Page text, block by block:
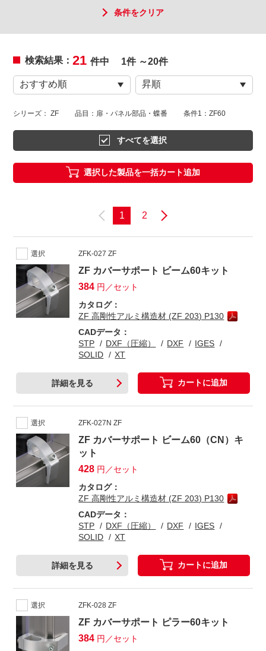
条件をクリア
検索結果： 21件中 1件 ～20件
シリーズ： ZF 品目：扉・パネル部品・蝶番 条件1：ZF60
すべてを選択
選択した製品を一括カート追加
1 2
選択 ZFK-027 ZF
ZF カバーサポート ビーム60キット
384 円／セット
カタログ：
ZF 高剛性アルミ構造材 (ZF 203) P130
CADデータ：
STP
DXF（圧縮） DXF
IGES
SOLID
XT
詳細を見る カートに追加
選択 ZFK-027N ZF
ZF カバーサポート ビーム60（CN）キ
ット
428 円／セット
カタログ：
ZF 高剛性アルミ構造材 (ZF 203) P130
CADデータ：
STP
DXF（圧縮） DXF
IGES
SOLID
XT
詳細を見る カートに追加
選択 ZFK-028 ZF
ZF カバーサポート ピラー60キット
384 円／セット